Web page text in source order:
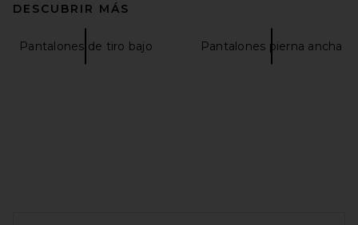
DESCUBRIR MÁS
Pantalones de tiro bajo Pantalones pierna ancha